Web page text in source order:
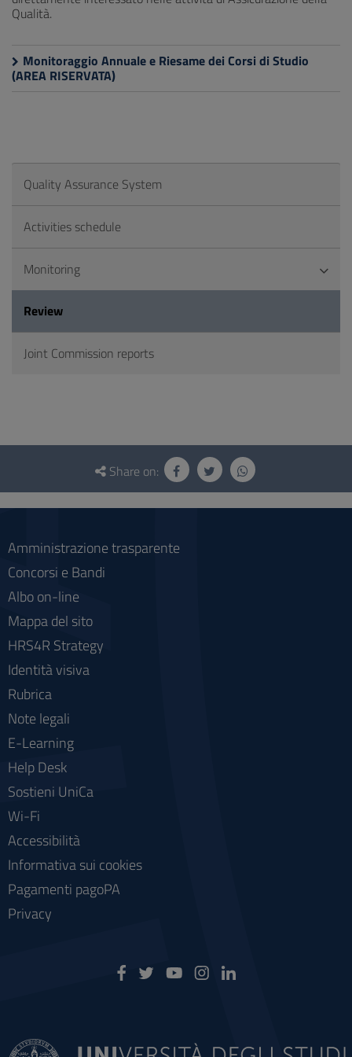
Qualità.
Monitoraggio Annuale e Riesame dei Corsi di Studio
(AREA RISERVATA)
Quality Assurance System
Activities schedule
Monitoring
Review
Joint Commission reports
Questionnaire
social
Share on:
Amministrazione trasparente
Concorsi e Bandi
Albo on-line
Mappa del sito
HRS4R Strategy
Identità visiva
Rubrica
Note legali
E-Learning
Help Desk
Sostieni UniCa
Wi-Fi
Accessibilità
Informativa sui cookies
Pagamenti pagoPA
Privacy